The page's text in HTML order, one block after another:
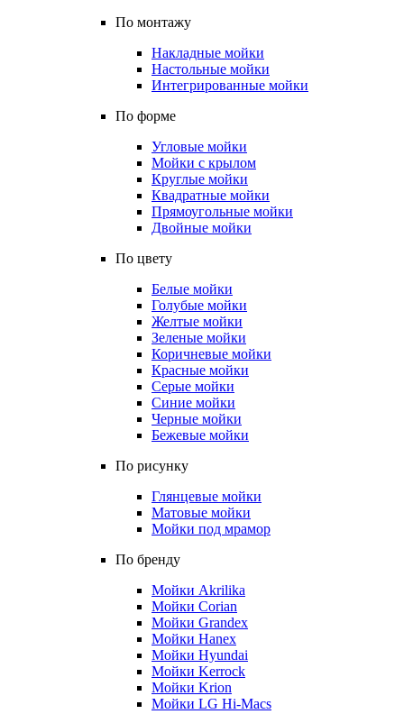
По монтажу
Накладные мойки
Настольные мойки
Интегрированные мойки
По форме
Угловые мойки
Мойки с крылом
Круглые мойки
Квадратные мойки
Прямоугольные мойки
Двойные мойки
По цвету
Белые мойки
Голубые мойки
Желтые мойки
Зеленые мойки
Коричневые мойки
Красные мойки
Серые мойки
Синие мойки
Черные мойки
Бежевые мойки
По рисунку
Глянцевые мойки
Матовые мойки
Мойки под мрамор
По бренду
Мойки Akrilika
Мойки Corian
Мойки Grandex
Мойки Hanex
Мойки Hyundai
Мойки Kerrock
Мойки Krion
Мойки LG Hi-Macs